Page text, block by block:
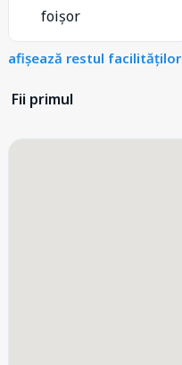
foișor
afișează restul facilităților
Fii primul